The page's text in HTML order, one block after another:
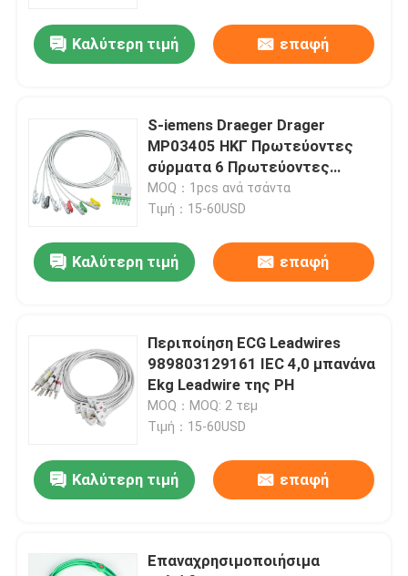
Περιπτώσεις
Επαναχρησιμοποιήσιμος αισθητήρας spO2
Μίας χρήσης αισθητήρας SPO2
SpO2 καλώδιο αισθητήρων
Καλώδιο EKG
ECG Leadwires
Συνδετήρας ηλεκτροδίων ECG
Καλύτερη τιμή επαφή
S-iemens Draeger Drager
MP03405 ΗΚΓ Πρωτεύοντες
σύρματα 6 Πρωτεύοντες
καλώδια Grabber M300 Infinity
M540 MultiMed Plus IEC Clip
MOQ：1pcs ανά τσάντα
Τιμή：15-60USD
Καλύτερη τιμή επαφή
Περιποίηση ECG Leadwires
989803129161 IEC 4,0 μπανάνα
Ekg Leadwire της PH
MOQ：MOQ: 2 τεμ
Τιμή：15-60USD
Καλύτερη τιμή επαφή
Επαναχρησιμοποιήσιμα